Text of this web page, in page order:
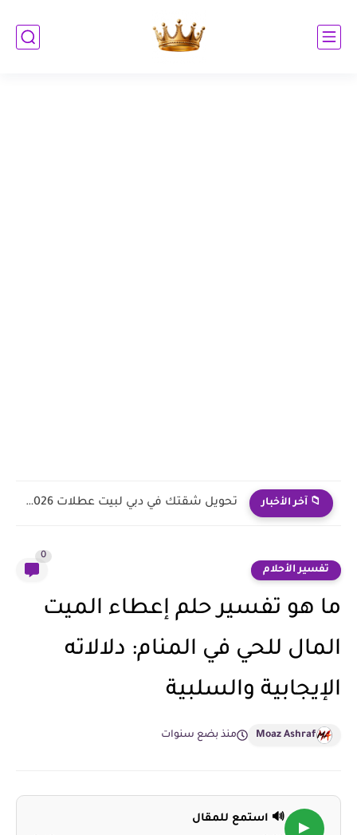
📁 آخر الأخبار تحويل شقتك في دبي لبيت عطلات 2026: مكسب سهل ولا...
تفسير الأحلام
0
ما هو تفسير حلم إعطاء الميت
المال للحي في المنام: دلالاته
الإيجابية والسلبية
Moaz Ashraf منذ بضع سنوات
▶
🔊 استمع للمقال